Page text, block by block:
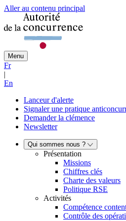
Aller au contenu principal
Menu
Fr
|
En
Lanceur d'alerte
Signaler une pratique
Demander la clémence
Newsletter
Qui sommes nous ?
Présentation
Missions
Chiffres clés
Charte des valeurs
Politique RSE
Activités
Compétence
Contrôle des